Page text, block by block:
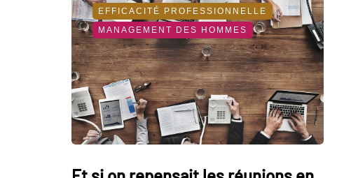
EFFICACITÉ PROFESSIONNELLE
MANAGEMENT DES HOMMES